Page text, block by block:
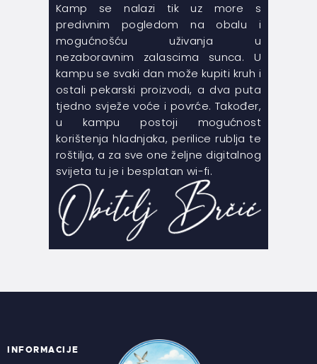
Kamp se nalazi tik uz more s
predivnim pogledom na obalu i
mogućnošću uživanja u
nezaboravnim zalascima sunca. U
kampu se svaki dan može kupiti kruh i
ostali pekarski proizvodi, a dva puta
tjedno svježe voće i povrće. Također,
u kampu postoji mogućnost
korištenja hladnjaka, perilice rublja te
roštilja, a za sve one željne digitalnog
svijeta tu je i besplatan wi-fi.
INFORMACIJE